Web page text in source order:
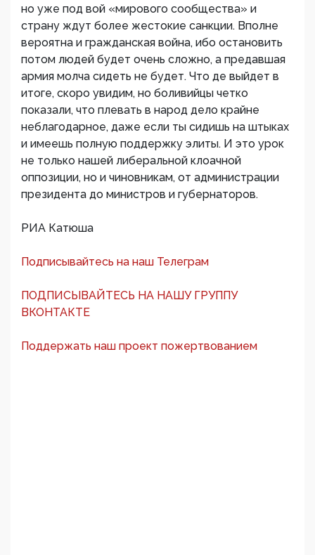
но уже под вой «мирового сообщества» и
страну ждут более жестокие санкции. Вполне
вероятна и гражданская война, ибо остановить
потом людей будет очень сложно, а предавшая
армия молча сидеть не будет. Что де выйдет в
итоге, скоро увидим, но боливийцы четко
показали, что плевать в народ дело крайне
неблагодарное, даже если ты сидишь на штыках
и имеешь полную поддержку элиты. И это урок
не только нашей либеральной клоачной
оппозиции, но и чиновникам, от администрации
президента до министров и губернаторов.
РИА Катюша
Подписывайтесь на наш Телеграм
ПОДПИСЫВАЙТЕСЬ НА НАШУ ГРУППУ
ВКОНТАКТЕ
Поддержать наш проект пожертвованием